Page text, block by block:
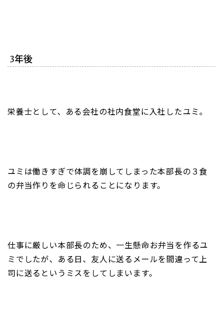
3年後
栄養士として、ある会社の社内食堂に入社したユミ。
ユミは働きすぎで体調を崩してしまった本部長の３食
の弁当作りを命じられることになります。
仕事に厳しい本部長のため、一生懸命お弁当を作るユ
ミでしたが、ある日、友人に送るメールを間違って上
司に送るというミスをしてしまいます。